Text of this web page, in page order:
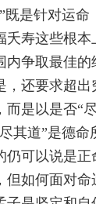
既是针对运命
寿这些根本
内争取最佳的
还要求超出
而是以是否“
其道”是德
仍可以说是
但如何面对